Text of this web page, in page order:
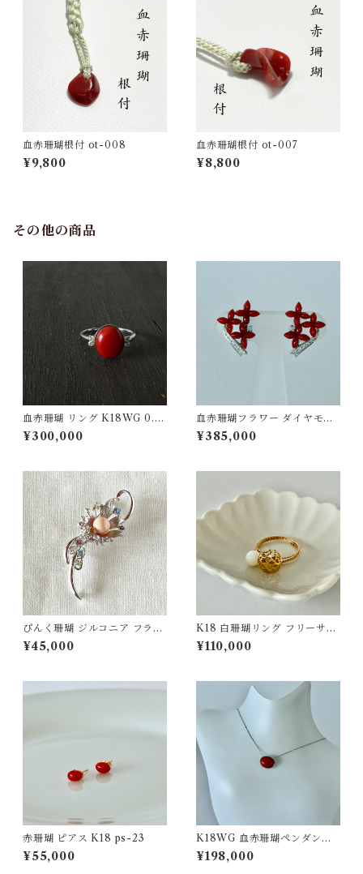
血赤珊瑚根付 ot-008
¥9,800
血赤珊瑚根付 ot-007
¥8,800
その他の商品
血赤珊瑚 リング K18WG 0.0
9ct
¥300,000
血赤珊瑚フラワー ダイヤモン
ド0.08ct イヤリング K18WG
ps-27
¥385,000
ぴんく珊瑚 ジルコニア フラワ
ーブローチ SV fb-23
¥45,000
K18 白珊瑚リング フリーサイ
ズ jr-05
¥110,000
赤珊瑚 ピアス K18 ps-23
¥55,000
K18WG 血赤珊瑚ペンダント
pd-53
¥198,000